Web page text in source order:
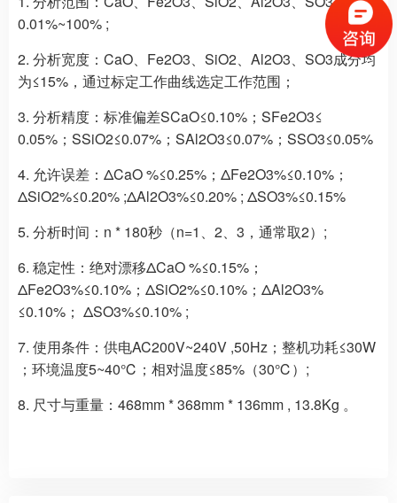
0.01%~100% ;
2. 分析宽度：CaO、Fe2O3、SiO2、Al2O3、SO3成分均
为≤15%，通过标定工作曲线选定工作范围；
3. 分析精度：标准偏差SCaO≤0.10%；SFe2O3≤
0.05%；SSiO2≤0.07%；SAl2O3≤0.07%；SSO3≤0.05%
4. 允许误差：ΔCaO %≤0.25%；ΔFe2O3%≤0.10%；
ΔSiO2%≤0.20% ;ΔAl2O3%≤0.20% ; ΔSO3%≤0.15%
5. 分析时间：n * 180秒（n=1、2、3，通常取2）;
6. 稳定性：绝对漂移ΔCaO %≤0.15%；
ΔFe2O3%≤0.10%；ΔSiO2%≤0.10%；ΔAl2O3%
≤0.10%； ΔSO3%≤0.10% ;
7. 使用条件：供电AC200V~240V ,50Hz；整机功耗≤30W
；环境温度5~40℃；相对温度≤85%（30℃）;
8. 尺寸与重量：468mm * 368mm * 136mm , 13.8Kg 。